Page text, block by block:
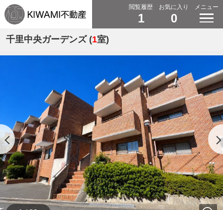
閲覧履歴
1
お気に入り
0
メニュー
千里中央ガーデンズ (1室)